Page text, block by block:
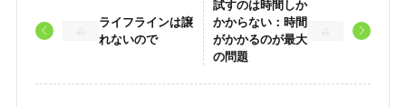
ライフラインは譲
れないので
試すのは時間しか
かからない：時間
がかかるのが最大
の問題